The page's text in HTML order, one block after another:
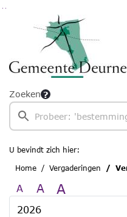
Ga naar de inhoud van deze pagina
Ga naar het zoeken
Ga naar het menu
Zoeken
U bevindt zich hier:
Home
Vergaderingen
A A A
2026